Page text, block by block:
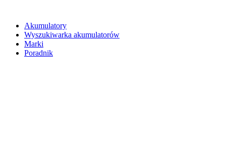
Akumulatory
Wyszukiwarka akumulatorów
Marki
Poradnik